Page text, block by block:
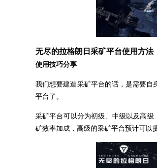
无尽的拉格朗日采矿平台使用方法
使用技巧分享
我们想要建造采矿平台的话，是需要
平台了。
采矿平台可以分为初级、中级以及高
矿效率加成，高级的采矿平台预计可以